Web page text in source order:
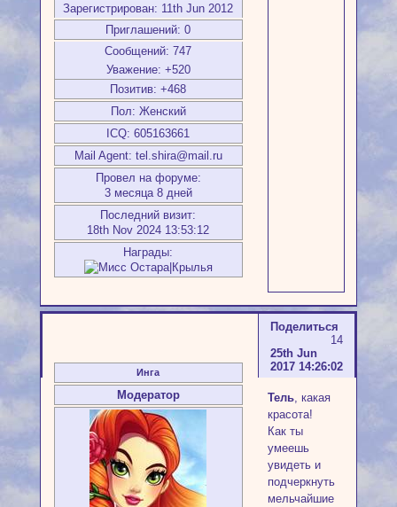
Зарегистрирован: 11th Jun 2012
Приглашений: 0
Сообщений: 747
Уважение: +520
Позитив: +468
Пол: Женский
ICQ: 605163661
Mail Agent: tel.shira@mail.ru
Провел на форуме:
3 месяца 8 дней
Последний визит:
18th Nov 2024 13:53:12
Награды:
Поделиться
14
25th Jun
2017 14:26:02
Инга
Модератор Тель, какая
красота!
Как ты
умеешь
увидеть и
подчеркнуть
мельчайшие